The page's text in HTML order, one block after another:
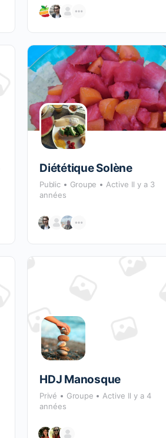
Diététique Solène
Public Groupe
Active Il y a 3
années
HDJ Manosque
Privé Groupe
Active Il y a 4
années